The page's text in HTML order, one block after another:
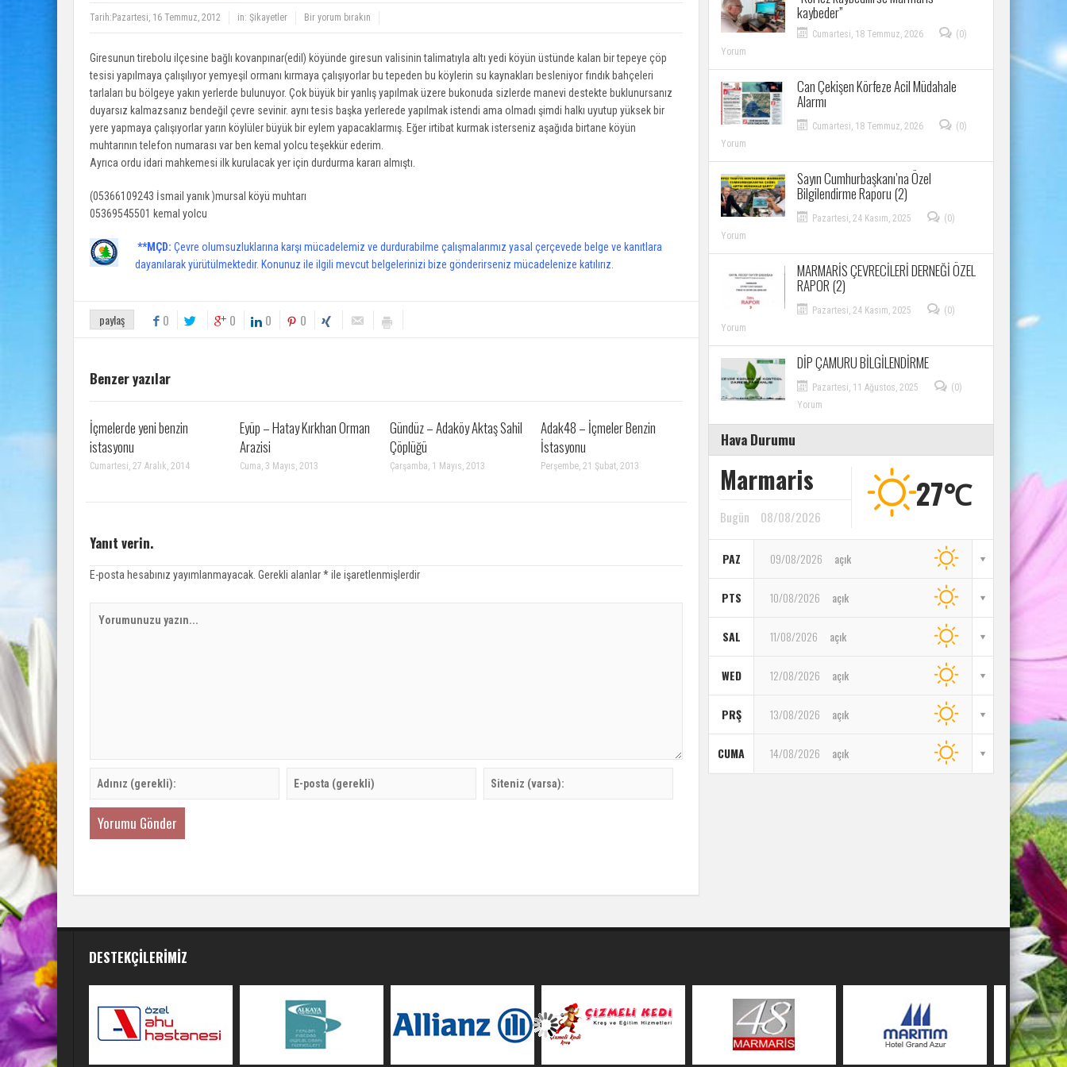
Tarih: Pazartesi, 16 Temmuz, 2012 in: Şikayetler Bir yorum bırakın
Giresunun tirebolu ilçesine bağlı kovanpınar(edil) köyünde giresun valisinin talimatıyla altı yedi köyün üstünde kalan bir tepeye çöp
tesisi yapılmaya çalışılıyor yemyeşil ormanı kırmaya çalışıyorlar bu tepeden bu köylerin su kaynakları besleniyor fındık bahçeleri
tarlaları bu bölgeye yakın yerlerde bulunuyor. Çok büyük bir yanlış yapılmak üzere bukonuda sizlerde manevi destekte buklunursanız
duyarsız kalmazsanız bendeğil çevre sevinir. aynı tesis başka yerlerede yapılmak istendi ama olmadı şimdi halkı uyutup yüksek bir
yere yapmaya çalışıyorlar yarın köylüler büyük bir eylem yapacaklarmış. Eğer irtibat kurmak isterseniz aşağıda birtane köyün
muhtarının telefon numarası var ben kemal yolcu teşekkür ederim.
Ayrıca ordu idari mahkemesi ilk kurulacak yer için durdurma kararı almıştı.
(05366109243 İsmail yanık )mursal köyü muhtarı
05369545501 kemal yolcu
**MÇD: Çevre olumsuzluklarına karşı mücadelemiz ve durdurabilme çalışmalarımız yasal çerçevede belge ve kanıtlara
dayanılarak yürütülmektedir. Konunuz ile ilgili mevcut belgelerinizi bize gönderirseniz mücadelenize katılırız.
paylaş 0 0 0 0
Benzer yazılar
İçmelerde yeni benzin
istasyonu
Cumartesi, 27 Aralık, 2014
Eyüp – Hatay Kırkhan Orman
Arazisi
Cuma, 3 Mayıs, 2013
Gündüz – Adaköy Aktaş Sahil
Çöplüğü
Çarşamba, 1 Mayıs, 2013
Adak48 – İçmeler Benzin
İstasyonu
Perşembe, 21 Şubat, 2013
Yanıt verin.
E-posta hesabınız yayımlanmayacak. Gerekli alanlar*ile işaretlenmişlerdir
kaybeder”
Cumartesi, 18 Temmuz, 2026
(0)
Yorum
Can Çekişen Körfeze Acil Müdahale
Alarmı
Cumartesi, 18 Temmuz, 2026
(0)
Yorum
Sayın Cumhurbaşkanı’na Özel
Bilgilendirme Raporu (2)
Pazartesi, 24 Kasım, 2025
(0)
Yorum
MARMARİS ÇEVRECİLERİ DERNEĞİ ÖZEL
RAPOR (2)
Pazartesi, 24 Kasım, 2025
(0)
Yorum
DİP ÇAMURU BİLGİLENDİRME
Pazartesi, 11 Ağustos, 2025
(0)
Yorum
Hava Durumu
Marmaris
Bugün 08/08/2026
27℃
PAZ 09/08/2026 açık
PTS 10/08/2026 açık
SAL 11/08/2026 açık
WED 12/08/2026 açık
PRŞ 13/08/2026 açık
CUMA 14/08/2026 açık
DESTEKÇILERIMIZ